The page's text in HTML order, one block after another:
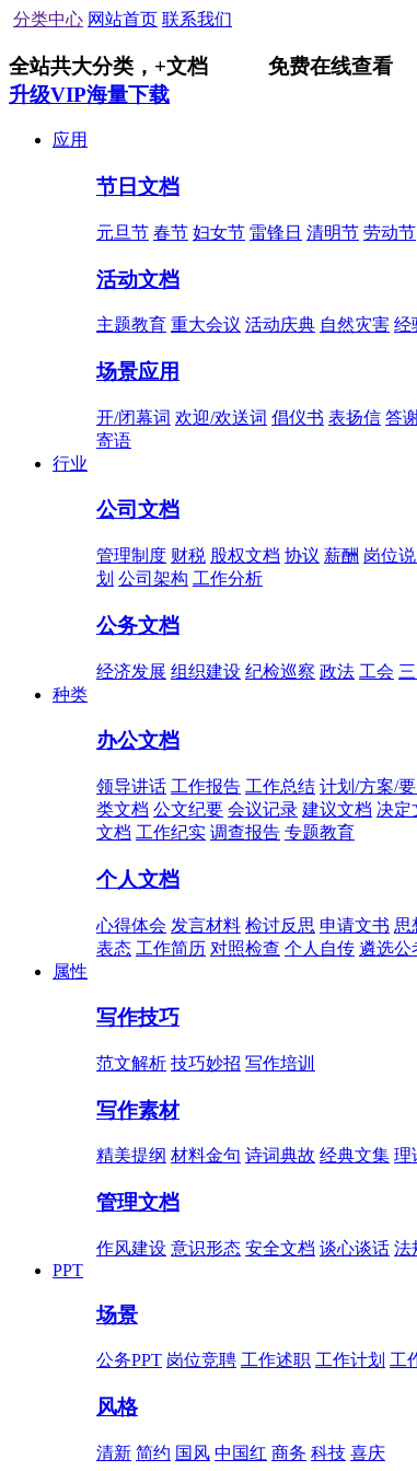
分类中心 网站首页 联系我们
全站共大分类， +文档
免费在线查看
升级VIP海量下载
应用
节日文档
元旦节 春节 妇女节 雷锋日 清明节 劳动节
活动文档
主题教育 重大会议 活动庆典 自然灾害 经
场景应用
开/闭幕词 欢迎/欢送词 倡仪书 表扬信 答
寄语
行业
公司文档
管理制度 财税 股权文档 协议 薪酬 岗位
划 公司架构 工作分析
公务文档
经济发展 组织建设 纪检巡察 政法 工会
种类
办公文档
领导讲话 工作报告 工作总结 计划/方案/
类文档 公文纪要 会议记录 建议文档 决定
文档 工作纪实 调查报告 专题教育
个人文档
心得体会 发言材料 检讨反思 申请文书 思
表态 工作简历 对照检查 个人自传 遴选公
属性
写作技巧
范文解析 技巧妙招 写作培训
写作素材
精美提纲 材料金句 诗词典故 经典文集 理
管理文档
作风建设 意识形态 安全文档 谈心谈话 法
PPT
场景
公务PPT 岗位竞聘 工作述职 工作计划 工
风格
清新 简约 国风 中国红 商务 科技 喜庆